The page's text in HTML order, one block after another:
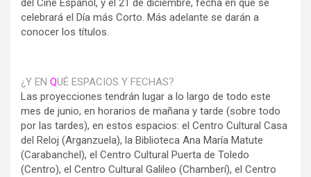
del Cine Español, y el 21 de diciembre, fecha en que se
celebrará el Día más Corto. Más adelante se darán a
conocer los títulos.
¿Y EN QUÉ ESPACIOS Y FECHAS?
Las proyecciones tendrán lugar a lo largo de todo este
mes de junio, en horarios de mañana y tarde (sobre todo
por las tardes), en estos espacios: el Centro Cultural Casa
del Reloj (Arganzuela), la Biblioteca Ana María Matute
(Carabanchel), el Centro Cultural Puerta de Toledo
(Centro), el Centro Cultural Galileo (Chamberí), el Centro